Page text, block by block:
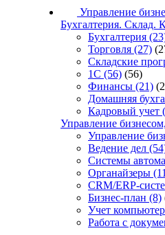
Управление
Бухгалтерия. Склад.
Бухгалтерия
Торговля (27)
Складские
1С (56) (56)
Финансы (21)
Домашняя
Кадровый учет
Управление
Управление
Ведение дел
Системы
Органайзеры
CRM/ERP-
Бизнес-план (8)
Учет
Работа с